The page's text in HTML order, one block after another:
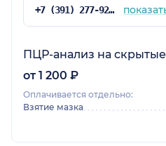
+7 (391) 277-92-52
ПЦР-анализ на
от 1 200 ₽
Оплачивается отдельно:
Взятие мазка